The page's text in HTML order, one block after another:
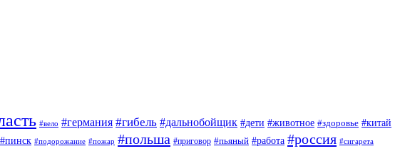
#вело #германия #гибель #дальнобойщик #дети #животное #здоровье #китай
#пинск #подорожание #пожар #польша #приговор #пьяный #работа #россия #сигарета